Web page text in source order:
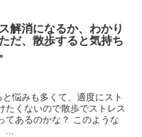
解消になるか、わかり
だ、散歩すると気持ち
悩みも多くて、適度にスト
たくないので散歩でストレス
てあるのかな？ このような